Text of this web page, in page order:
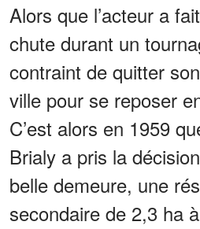
Alors que l’acteur a
chute durant un
contraint de quitter
ville pour se reposer
C’est alors en 1959
Brialy a pris la
belle demeure, une
secondaire de 2,3 ha